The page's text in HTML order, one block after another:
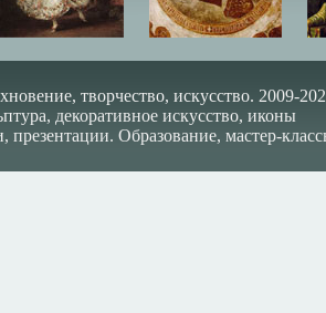
творчество, искусство. 2009-
декоративное искусство, иконы
презентации. Образование, мастер-